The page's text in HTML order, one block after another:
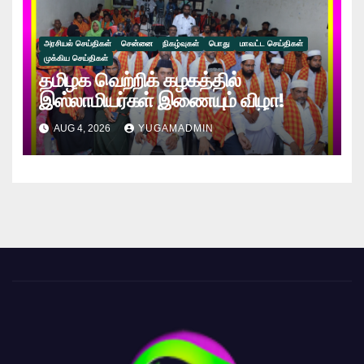
அரசியல் செய்திகள் சென்னை நிகழ்வுகள் பொது
மாவட்ட செய்திகள்
முக்கிய செய்திகள்
தமிழக வெற்றிக் கழகத்தில்
இஸ்லாமியர்கள் இணையும் விழா!
AUG 4, 2026 YUGAMADMIN